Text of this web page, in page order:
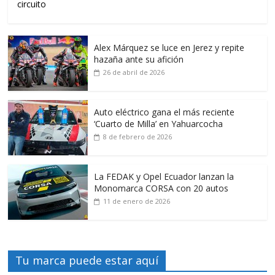
circuito
Alex Márquez se luce en Jerez y repite
hazaña ante su afición
26 de abril de 2026
Auto eléctrico gana el más reciente
‘Cuarto de Milla’ en Yahuarcocha
8 de febrero de 2026
La FEDAK y Opel Ecuador lanzan la
Monomarca CORSA con 20 autos
11 de enero de 2026
Tu marca puede estar aquí